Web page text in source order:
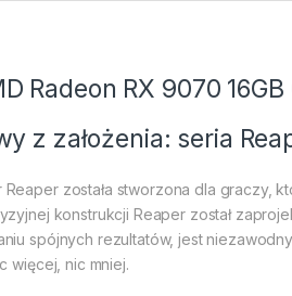
Radeon RX 9070 16GB
z założenia: seria
została stworzona dla graczy,
konstrukcji Reaper został
spójnych rezultatów, jest
więcej, nic mniej.